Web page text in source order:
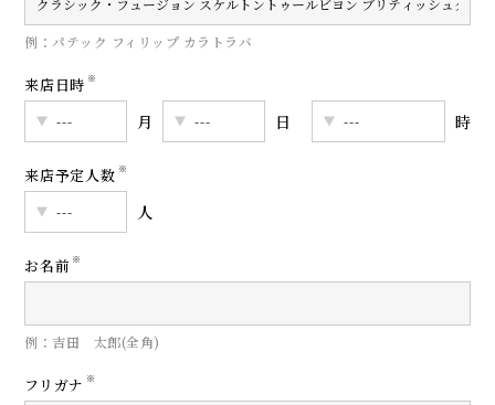
例：パテック フィリップ カラトラバ
来店日時 ※
月 日 時
来店予定人数 ※
人
お名前 ※
例：吉田 太郎(全角)
フリガナ ※